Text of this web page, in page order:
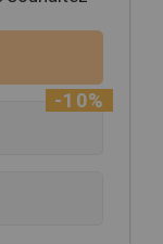
-10%